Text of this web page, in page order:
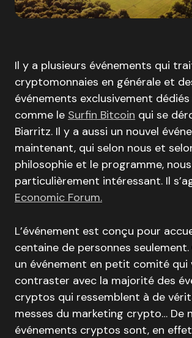
Il y a plusieurs événements qui
cryptomonnaies en générale et
événements exclusivement
comme le Surfin Bitcoin qui se
Biarritz. Il y a aussi un nouvel
maintenant, qui selon nous et
philosophie et le programme,
particulièrement intéressant. Il
Economic Forum.
L’événement est conçu pour
centaine de personnes seulement.
un événement en petit comité qui
contraster avec la majorité des
cryptos qui ressemblent à de
messes du marketing crypto… De
événements cryptos sont, en